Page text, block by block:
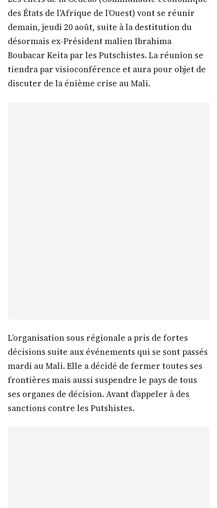
des États de l’Afrique de l’Ouest) vont se réunir
demain, jeudi 20 août, suite à la destitution du
désormais ex-Président malien Ibrahima
Boubacar Keita par les Putschistes. La réunion se
tiendra par visioconférence et aura pour objet de
discuter de la énième crise au Mali.
L’organisation sous régionale a pris de fortes
décisions suite aux événements qui se sont passés
mardi au Mali. Elle a décidé de fermer toutes ses
frontières mais aussi suspendre le pays de tous
ses organes de décision. Avant d’appeler à des
sanctions contre les Putshistes.